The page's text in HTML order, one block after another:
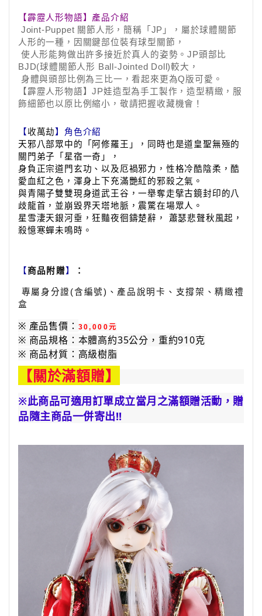
【霹靂人形物語】產品介紹
Joint-Puppet 關節人形，簡稱「 JP 」，屬於球體關節
人形的一種，因關鍵部位裝有球型關節，
使人形能夠做出許多接近於真人的姿勢。JP頭部比
BJD(球體關節人形 Ball-Jointed Doll)較大，
身體與頭部比例為三比一，看起來更為Q版可愛。
【霹靂人形物語】JP娃造型為手工製作，造型精緻，服
飾細節也以原比例縮小，敬請把握收藏機會！
【 收萬劫】角色介紹
天邪八部眾中的「阿修羅王」，同時也是道皇聖無殛的
關門弟子「星宿一奇」，
身負正宗道門玄功、以及厄禍邪力，性格冷酷陰柔，酷
愛血紅之色，渾身上下充滿艷紅的邪殺之氣。
與青陽子雙雙現身道武王谷，一舉奪走擘古鏡封印的八
歧龍首，並崩毀界天塔地脈，震驚在場眾人。
星雪淒天銀河垂，狂豔夜徊鑄楚辭， 蕭瑟悲聲秋風起，
殺憶寒蟬未鳴時。
【商品附贈】 ：
專屬身分證 (含編號) 、產品說明卡、支撐架、精緻禮
盒
※ 產品售價： 30,000元
※ 商品規格：本體高約35公分，重約910克
※ 商品材質：高級樹脂
【關於滿額贈】
※此商品可適用訂單成立當月之滿額贈活動， 贈
品隨主商品一併寄出!!